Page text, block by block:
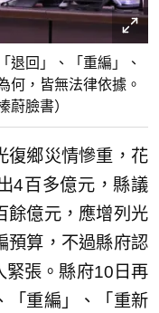
退回」、「重編」、
何，皆無法律依據。
蔚臉書）
復鄉災情慘重，花
4百多億元，縣議
餘億元，應增列光
預算，不過縣府認
緊張。縣府10日再
「重編」、「重新